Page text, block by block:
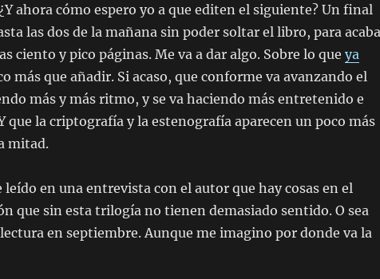
ahora cómo espero yo a que editen el siguiente? Un final
las dos de la mañana sin poder soltar el libro, para
ciento y pico páginas. Me va a dar algo. Sobre lo que ya
más que añadir. Si acaso, que conforme va avanzando el
más y más ritmo, y se va haciendo más entretenido e
que la criptografía y la estenografía aparecen un poco más
mitad.
leído en una entrevista con el autor que hay cosas en el
que sin esta trilogía no tienen demasiado sentido. O sea
en septiembre. Aunque me imagino por donde va la